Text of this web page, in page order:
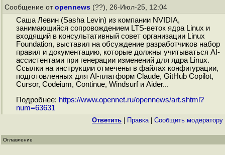
Сообщение от opennews (??), 26-Июл-25, 12:04
Саша Левин (Sasha Levin) из компании NVIDIA,
занимающийся сопровождением LTS-веток ядра Linux и
входящий в консультативный совет организации Linux
Foundation, выставил на обсуждение разработчиков набор
правил и документацию, которые должны учитываться AI-
ассистентами при генерации изменений для ядра Linux.
Ссылки на инструкции отмечены в файлах конфигурации,
подготовленных для AI-платформ Claude, GitHub Copilot,
Cursor, Codeium, Continue, Windsurf и Aider...
Подробнее: https://www.opennet.ru/opennews/art.shtml?
num=63631
Ответить Правка| Cообщить модератору
Оглавление